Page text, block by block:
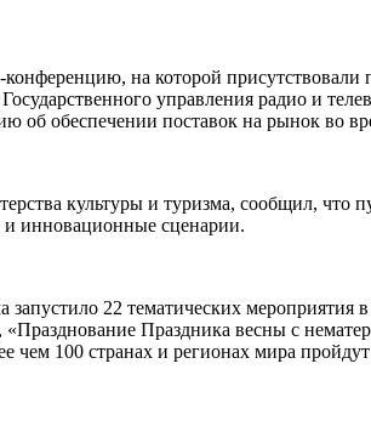
на которой
управления радио и
об обеспечении поставок на рынок во
культуры и туризма, сообщил, что
инновационные сценарии.
22 тематических
Праздника весны с
чем 100 странах и регионах мира